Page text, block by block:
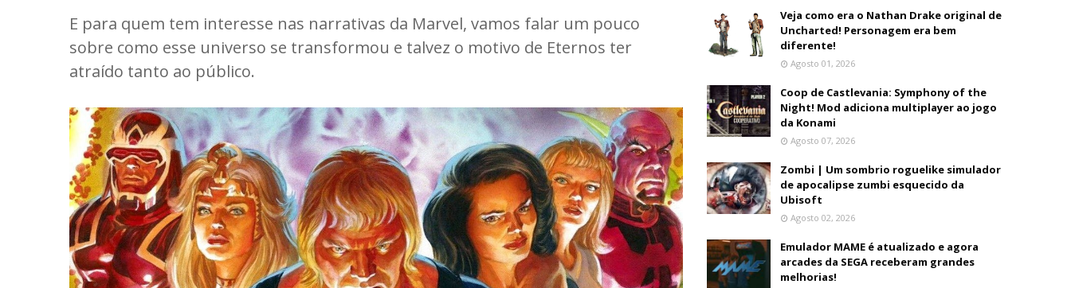
E para quem tem interesse nas narrativas da Marvel, vamos falar um pouco
sobre como esse universo se transformou e talvez o motivo de Eternos ter
atraído tanto ao público.
Veja como era o Nathan Drake original de
Uncharted! Personagem era bem
diferente!
Agosto 01, 2026
Coop de Castlevania: Symphony of the
Night! Mod adiciona multiplayer ao jogo
da Konami
Agosto 07, 2026
Zombi | Um sombrio roguelike simulador
de apocalipse zumbi esquecido da
Ubisoft
Agosto 02, 2026
Emulador MAME é atualizado e agora
arcades da SEGA receberam grandes
melhorias!